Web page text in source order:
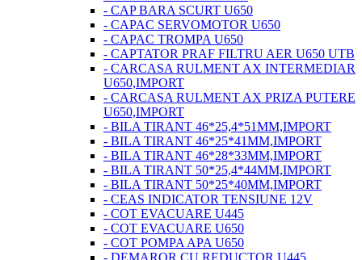
- CAP BARA SCURT U650
- CAPAC SERVOMOTOR U650
- CAPAC TROMPA U650
- CAPTATOR PRAF FILTRU AER U650 UTB
- CARCASA RULMENT AX INTERMEDIAR
U650,IMPORT
- CARCASA RULMENT AX PRIZA PUTERE
U650,IMPORT
- BILA TIRANT 46*25,4*51MM,IMPORT
- BILA TIRANT 46*25*41MM,IMPORT
- BILA TIRANT 46*28*33MM,IMPORT
- BILA TIRANT 50*25,4*44MM,IMPORT
- BILA TIRANT 50*25*40MM,IMPORT
- CEAS INDICATOR TENSIUNE 12V
- COT EVACUARE U445
- COT EVACUARE U650
- COT POMPA APA U650
- DEMAROR CU REDUCTOR U445